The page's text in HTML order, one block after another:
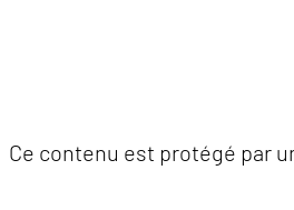
Ce contenu est protégé par